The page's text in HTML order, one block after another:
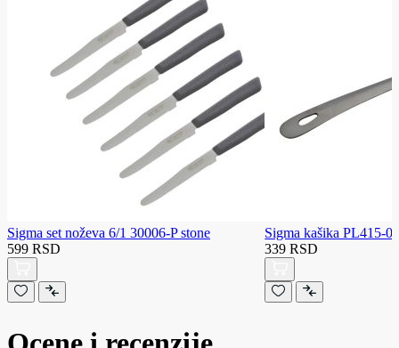
Sigma set noževa 6/1 30006-P stone
599 RSD
Sigma kašika PL415-
339 RSD